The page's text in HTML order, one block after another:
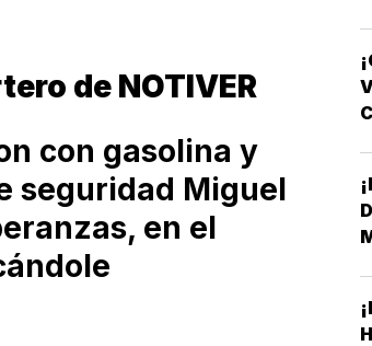
de NOTIVER
con gasolina y
seguridad Miguel
en el